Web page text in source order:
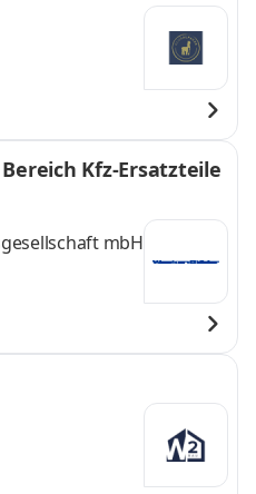
Kfz-Ersatzteile
mbH